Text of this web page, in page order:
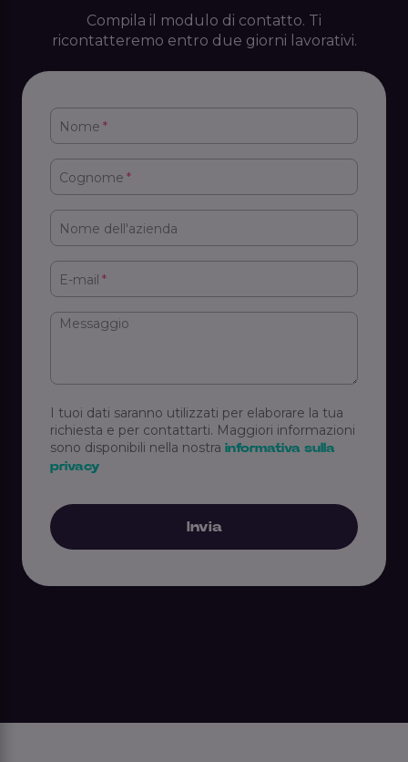
Compila il modulo di contatto. Ti
ricontatteremo entro due giorni lavorativi.
Nome *
Cognome *
Nome dell'azienda
E-mail *
Messaggio
I tuoi dati saranno utilizzati per elaborare la tua
richiesta e per contattarti. Maggiori informazioni
sono disponibili nella nostra informativa sulla
privacy